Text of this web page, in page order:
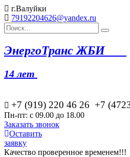
г.Валуйки
79192204626@yandex.ru
ЭнергоТранс ЖБИ
14 лет
+7 (919) 220 46 26 +7
Пн-пт: с 09.00 до 18.00
Заказать звонок
Оставить
заявку
Качество проверенное временем!!!